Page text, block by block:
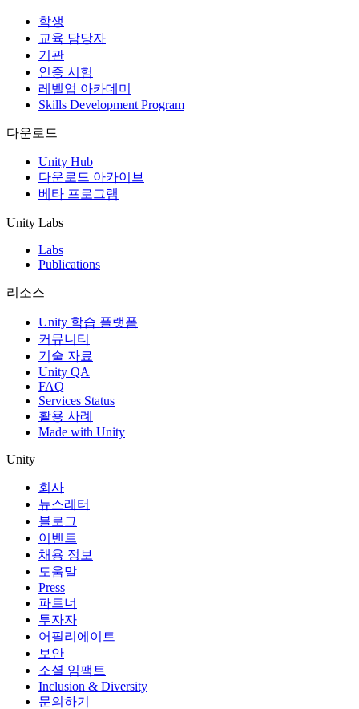
인디 게임
소규모 팀으로 대작 게임을 출시하세요.
XR 게임
여러 플랫폼에서 XR 게임을 출시하세요.
멀티플레이어 게임
멀티플레이어 게임 개발을 간소화하세요.
학생
교육 담당자
기관
인증 시험
레벨업 아카데미
Skills Development Program
다운로드
Unity Hub
다운로드 아카이브
베타 프로그램
Unity Labs
Labs
Publications
리소스
Unity 학습 플랫폼
커뮤니티
기술 자료
Unity QA
FAQ
Services Status
활용 사례
Made with Unity
Unity
회사
뉴스레터
블로그
이벤트
채용 정보
도움말
Press
파트너
투자자
어필리에이트
보안
소셜 임팩트
Inclusion & Diversity
문의하기